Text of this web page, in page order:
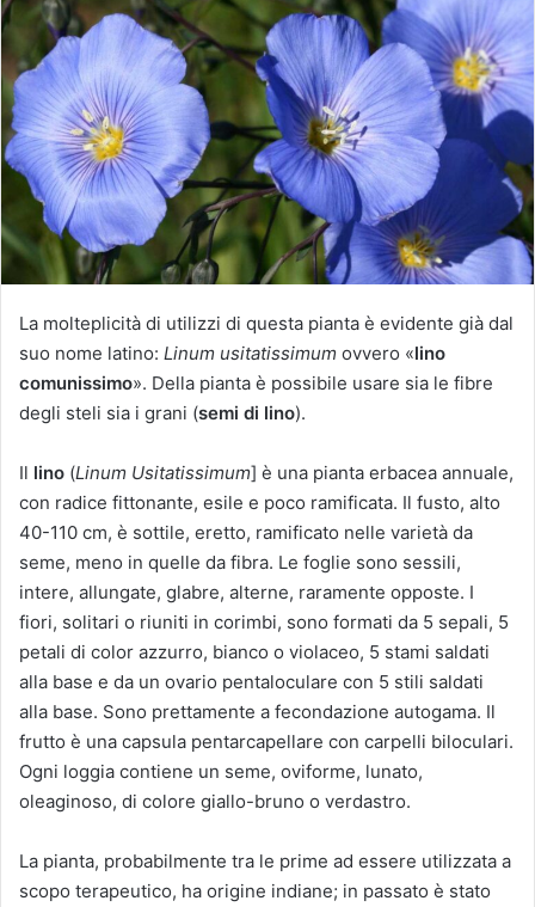
i
u
'
e
m
La molteplicità di utilizzi di questa pianta è evidente già dal
suo nome latino: Linum usitatissimum ovvero «lino
comunissimo». Della pianta è possibile usare sia le fibre
degli steli sia i grani (semi di lino).
Il lino (Linum Usitatissimum] è una pianta erbacea annuale,
con radice fittonante, esile e poco ramificata. Il fusto, alto
40-110 cm, è sottile, eretto, ramificato nelle varietà da
seme, meno in quelle da fibra. Le foglie sono sessili,
intere, allungate, glabre, alterne, raramente opposte. I
fiori, solitari o riuniti in corimbi, sono formati da 5 sepali, 5
petali di color azzurro, bianco o violaceo, 5 stami saldati
alla base e da un ovario pentaloculare con 5 stili saldati
alla base. Sono prettamente a fecondazione autogama. Il
frutto è una capsula pentarcapellare con carpelli biloculari.
Ogni loggia contiene un seme, oviforme, lunato,
oleaginoso, di colore giallo-bruno o verdastro.
La pianta, probabilmente tra le prime ad essere utilizzata a
scopo terapeutico, ha origine indiane; in passato è stato